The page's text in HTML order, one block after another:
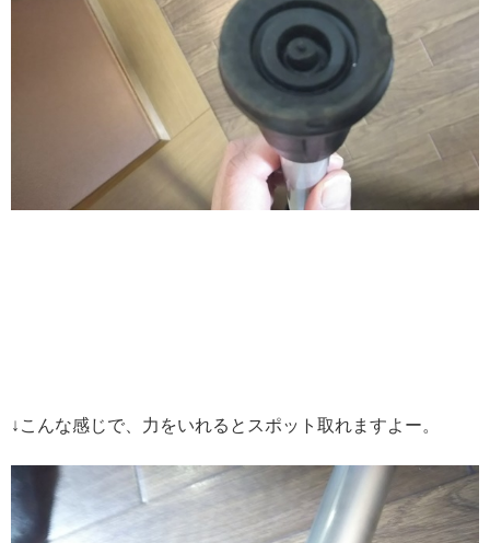
↓こんな感じで、力をいれるとスポット取れますよー。